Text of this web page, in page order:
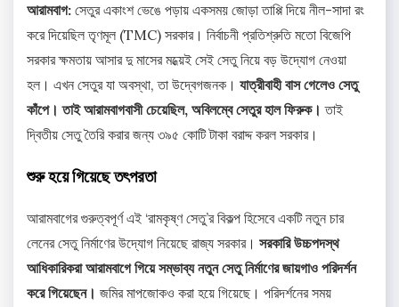
আরামবাগ: সেতুর একাংশ ভেঙে পড়ায় একসময় জোড়া তাপ্পি দিয়ে নীল-সাদা রং
করে দিয়েছিল তৃণমূল (TMC) সরকার। নির্বাচনী প্রতিশ্রুতি মতো বিজেপি
সরকার ক্ষমতায় আসার দু মাসের মধ্য়েই সেই সেতু নিয়ে বড় উদ্যোগ নেওয়া
হল। এখন সেতুর যা অবস্থা, তা উদ্বেগজনক। যাত্রীবাহী বাস গেলেও সেতু
কাঁপে। তাই আরামবাগবাসী চেয়েছিল, অবিলম্বে সেতুর হাল ফিরুক। তাই
দ্বিতীয় সেতু তৈরি করার জন্য ৩৯৫ কোটি টাকা বরাদ্দ করল সরকার।
শুরু হয়ে গিয়েছে তৎপরতা
আরামবাগের গুরুত্বপূর্ণ এই ‘রামকৃষ্ণ সেতু’র বিকল্প হিসেবে একটি নতুন চার
লেনের সেতু নির্মাণের উদ্যোগ নিয়েছে রাজ্য সরকার। সরকারি উচ্চপদস্থ
আধিকারিকরা আরামবাগে গিয়ে সম্ভাব্য নতুন সেতু নির্মাণের জায়গাও পরিদর্শন
করে গিয়েছেন। জমির মাপজোকও করা হয়ে গিয়েছে। পরিদর্শনের সময়